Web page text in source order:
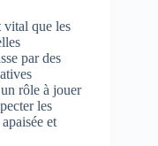
vital que les
par des
rôle à jouer
les
et